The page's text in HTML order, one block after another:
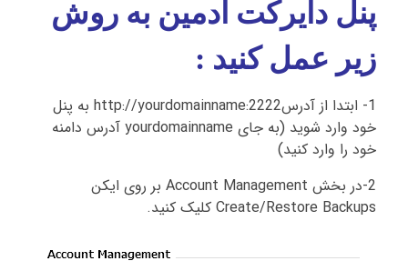
پنل دایرکت ادمین به روش
زیر عمل کنید :
1- ابتدا از آدرسhttp://yourdomainname:2222 به پنل
خود وارد شوید (به جای yourdomainname آدرس دامنه
خود را وارد کنید)
2-در بخش Account Management بر روی ایکن
Create/Restore Backups کلیک کنید.